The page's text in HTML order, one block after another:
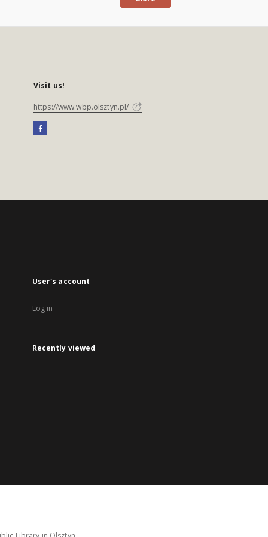
Visit us!
https://www.wbp.olsztyn.pl/
User's account
Log in
Recently viewed